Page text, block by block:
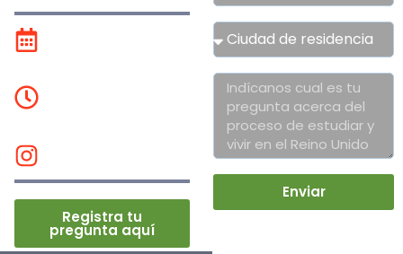
Registra tu
pregunta aquí
Enviar